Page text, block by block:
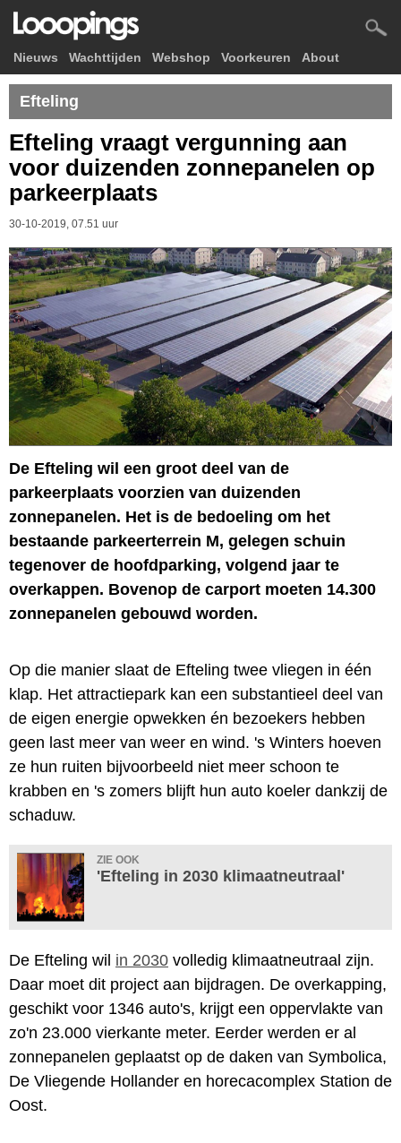
Nieuws Wachttijden Webshop Voorkeuren About
Efteling
Efteling vraagt vergunning aan
voor duizenden zonnepanelen op
parkeerplaats
30-10-2019, 07.51 uur
De Efteling wil een groot deel van de
parkeerplaats voorzien van duizenden
zonnepanelen. Het is de bedoeling om het
bestaande parkeerterrein M, gelegen schuin
tegenover de hoofdparking, volgend jaar te
overkappen. Bovenop de carport moeten 14.300
zonnepanelen gebouwd worden.
Op die manier slaat de Efteling twee vliegen in één
klap. Het attractiepark kan een substantieel deel van
de eigen energie opwekken én bezoekers hebben
geen last meer van weer en wind. 's Winters hoeven
ze hun ruiten bijvoorbeeld niet meer schoon te
krabben en 's zomers blijft hun auto koeler dankzij de
schaduw.
ZIE OOK
'Efteling in 2030 klimaatneutraal'
De Efteling wil in 2030 volledig klimaatneutraal zijn.
Daar moet dit project aan bijdragen. De overkapping,
geschikt voor 1346 auto's, krijgt een oppervlakte van
zo'n 23.000 vierkante meter. Eerder werden er al
zonnepanelen geplaatst op de daken van Symbolica,
De Vliegende Hollander en horecacomplex Station de
Oost.